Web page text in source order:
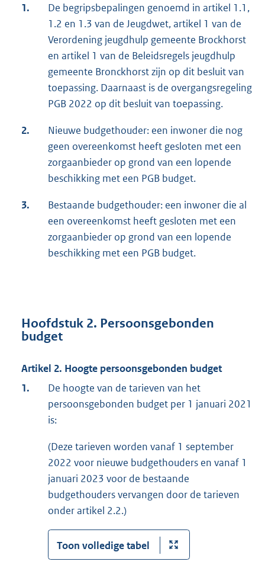
1.
De begripsbepalingen genoemd in artikel 1.1,
1.2 en 1.3 van de Jeugdwet, artikel 1 van de
Verordening jeugdhulp gemeente Brockhorst
en artikel 1 van de Beleidsregels jeugdhulp
gemeente Bronckhorst zijn op dit besluit van
toepassing. Daarnaast is de overgangsregeling
PGB 2022 op dit besluit van toepassing.
2.
Nieuwe budgethouder: een inwoner die nog
geen overeenkomst heeft gesloten met een
zorgaanbieder op grond van een lopende
beschikking met een PGB budget.
3.
Bestaande budgethouder: een inwoner die al
een overeenkomst heeft gesloten met een
zorgaanbieder op grond van een lopende
beschikking met een PGB budget.
Hoofdstuk 2. Persoonsgebonden
budget
Artikel 2. Hoogte persoonsgebonden budget
1.
De hoogte van de tarieven van het
persoonsgebonden budget per 1 januari 2021
is:
(Deze tarieven worden vanaf 1 september
2022 voor nieuwe budgethouders en vanaf 1
januari 2023 voor de bestaande
budgethouders vervangen door de tarieven
onder artikel 2.2.)
Toon volledige tabel